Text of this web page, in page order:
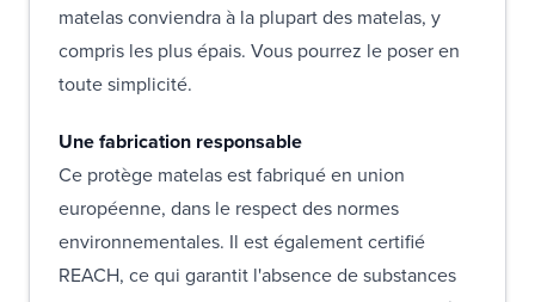
matelas conviendra à la plupart des matelas, y
compris les plus épais. Vous pourrez le poser en
toute simplicité.
Une fabrication responsable
Ce protège matelas est fabriqué en union
européenne, dans le respect des normes
environnementales. Il est également certifié
REACH, ce qui garantit l'absence de substances